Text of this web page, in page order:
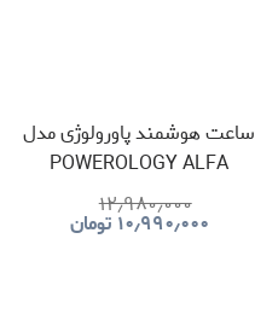
ساعت هوشمند پاورولوژی مدل
POWEROLOGY ALFA
URBAN SPORTS
PSWBT348
۱۲٫۹۸۰٫۰۰۰
۱۰٫۹۹۰٫۰۰۰تومان